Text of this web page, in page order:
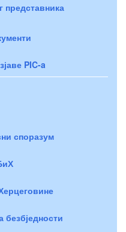
представника
PIC-a
споразум
безбједности